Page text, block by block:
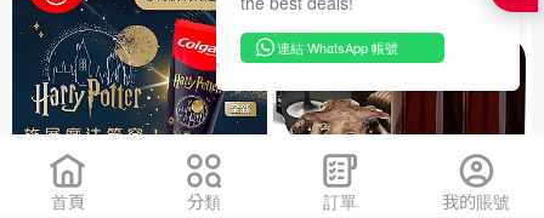
Hetras高級室內香氛擴香
首頁 分類 訂單 我的賬號
連結 WhatsApp 帳號